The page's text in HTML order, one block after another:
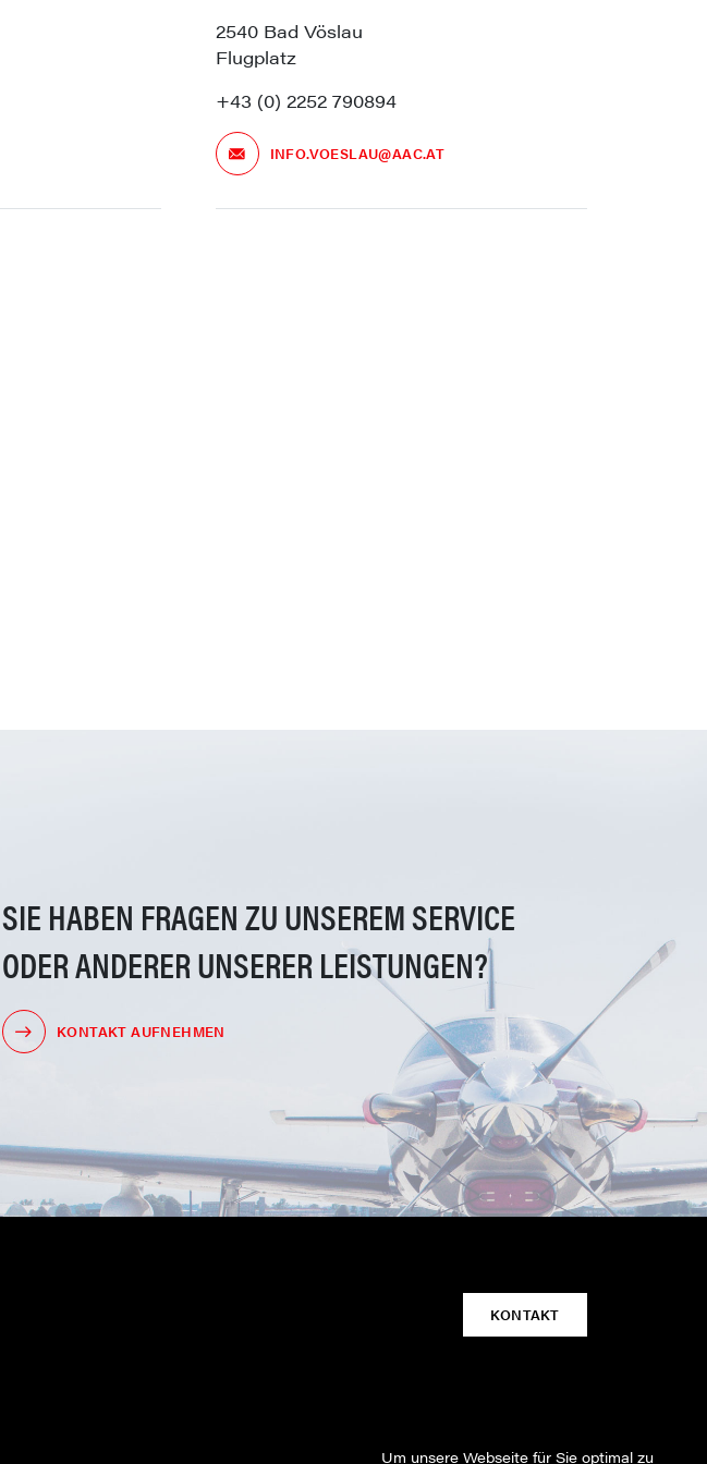
Um unsere Webseite für Sie optimal zu
2540 Bad Vöslau
Flugplatz
+43 (0) 2252 790894
INFO.VOESLAU@AAC.AT
SIE HABEN FRAGEN ZU UNSEREM SERVICE
ODER ANDERER UNSERER LEISTUNGEN?
KONTAKT AUFNEHMEN
KONTAKT